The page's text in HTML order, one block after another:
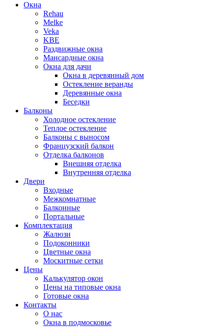
Окна
Rehau
Melke
Veka
KBE
Раздвижные окна
Мансардные окна
Окна для дачи
Окна в деревянный дом
Остекление веранды
Деревянные окна
Беседки
Балконы
Холодное остекление
Теплое остекление
Балконы с выносом
Французский балкон
Отделка балконов
Внешняя отделка
Внутренняя отделка
Двери
Входные
Межкомнатные
Балконные
Портальные
Комплектация
Жалюзи
Подоконники
Цветные окна
Москитные сетки
Цены
Калькулятор окон
Цены на типовые окна
Готовые окна
Контакты
О нас
Окна в подмосковье